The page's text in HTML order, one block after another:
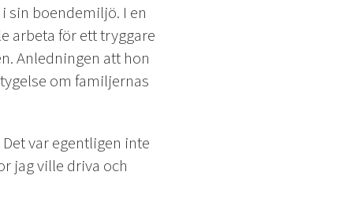
sin boendemiljö. I en
arbeta för ett tryggare
Anledningen att hon
om familjernas
var egentligen inte
jag ville driva och